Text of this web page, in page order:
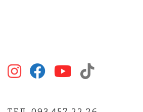
k
p